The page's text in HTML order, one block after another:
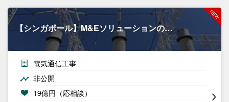
【シンガポール】M&Eソリューションの…
電気通信工事
非公開
19億円（応相談）